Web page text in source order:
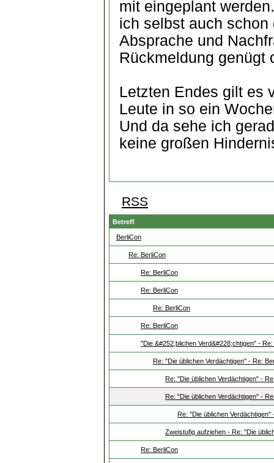
mit eingeplant
ich selbst auch
Absprache und
Rückmeldung genügt
Letzten Endes gilt es
Leute in so ein
Und da sehe ich
keine großen
RSS
Betreff
BerliCon
Re: BerliCon
Re: BerliCon
Re: BerliCon
Re: BerliCon
Re: BerliCon
"Die &#252;blichen Verd&#228;chtigen" -
Re: "Die üblichen Verdächtigen" - Re:
Re: "Die üblichen Verdächtigen" -
Re: "Die üblichen Verdächtigen" -
Re: "Die üblichen Verdächtigen"
Zweistufig aufziehen - Re: "Die
Re: BerliCon